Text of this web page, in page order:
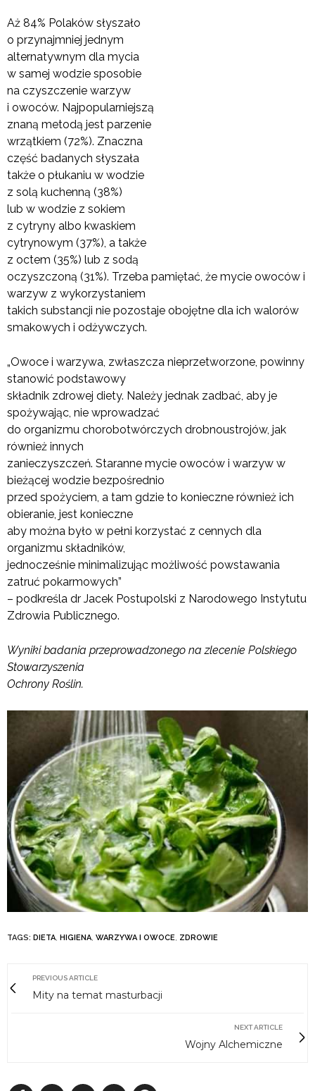
Aż 84% Polaków słyszało
o przynajmniej jednym
alternatywnym dla mycia
w samej wodzie sposobie
na czyszczenie warzyw
i owoców. Najpopularniejszą
znaną metodą jest parzenie
wrzątkiem (72%). Znaczna
część badanych słyszała
także o płukaniu w wodzie
z solą kuchenną (38%)
lub w wodzie z sokiem
z cytryny albo kwaskiem
cytrynowym (37%), a także
z octem (35%) lub z sodą
oczyszczoną (31%). Trzeba pamiętać, że mycie owoców i
warzyw z wykorzystaniem
takich substancji nie pozostaje obojętne dla ich walorów
smakowych i odżywczych.
„Owoce i warzywa, zwłaszcza nieprzetworzone, powinny
stanowić podstawowy
składnik zdrowej diety. Należy jednak zadbać, aby je
spożywając, nie wprowadzać
do organizmu chorobotwórczych drobnoustrojów, jak
również innych
zanieczyszczeń. Staranne mycie owoców i warzyw w
bieżącej wodzie bezpośrednio
przed spożyciem, a tam gdzie to konieczne również ich
obieranie, jest konieczne
aby można było w pełni korzystać z cennych dla
organizmu składników,
jednocześnie minimalizując możliwość powstawania
zatruć pokarmowych”
– podkreśla dr Jacek Postupolski z Narodowego Instytutu
Zdrowia Publicznego.
Wyniki badania przeprowadzonego na zlecenie Polskiego
Stowarzyszenia
Ochrony Roślin.
TAGS: DIETA HIGIENA WARZYWA I OWOCE ZDROWIE
PREVIOUS ARTICLE
Mity na temat masturbacji
NEXT ARTICLE
Wojny Alchemiczne